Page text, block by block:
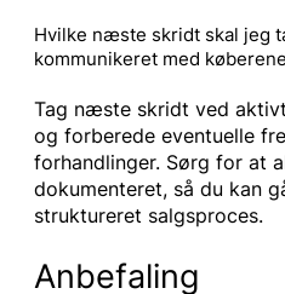
Hvilke næste skridt skal jeg
kommunikeret med
Tag næste skridt ved
og forberede eventuelle
forhandlinger. Sørg for at
dokumenteret, så du kan
struktureret salgsproces.
Anbefaling